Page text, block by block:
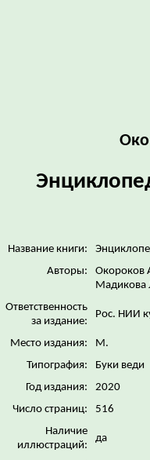
Название книги:
Авторы:
Окороков
Мадикова
Ответственность
за издание:
Рос. НИИ
Место издания:
М.
Типография:
Буки веди
Год издания:
2020
Число страниц:
516
Наличие
иллюстраций:
да